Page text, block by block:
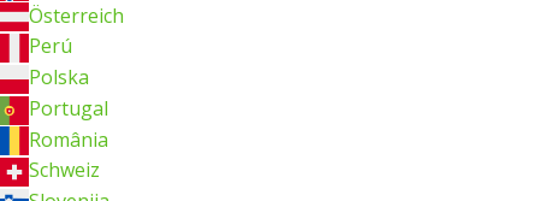
Österreich
Perú
Polska
Portugal
România
Schweiz